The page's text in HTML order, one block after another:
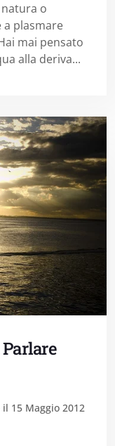
o
plasmare
mai pensato
alla deriva...
il 15 Maggio 2012